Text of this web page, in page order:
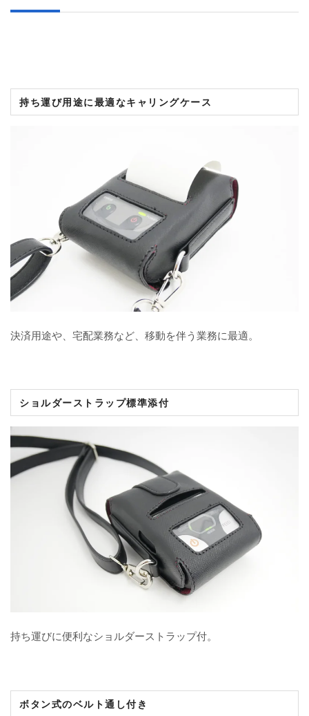
持ち運び用途に最適なキャリングケース
決済用途や、宅配業務など、移動を伴う業務に最適。
ショルダーストラップ標準添付
持ち運びに便利なショルダーストラップ付。
ボタン式のベルト通し付き